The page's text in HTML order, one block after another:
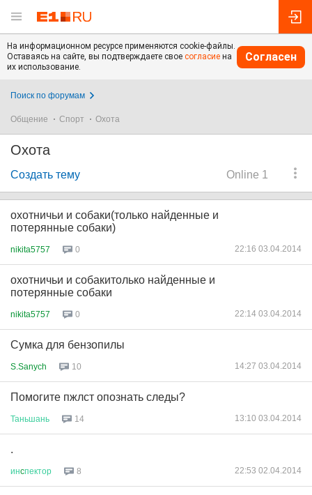
На информационном ресурсе применяются cookie-файлы.
Оставаясь на сайте, вы подтверждаете свое согласие на
их использование.
Согласен
Поиск по форумам
Общение Спорт Охота
Охота
Online 1
Создать тему
охотничьи и собаки(только найденные и
потерянные собаки)
nikita5757 0 22:16 03.04.2014
охотничьи и собакитолько найденные и
потерянные собаки
nikita5757 0 22:14 03.04.2014
Сумка для бензопилы
S.Sanych 10 14:27 03.04.2014
Помогите пжлст опознать следы?
Таньшань 14 13:10 03.04.2014
.
инcпектор 8 22:53 02.04.2014